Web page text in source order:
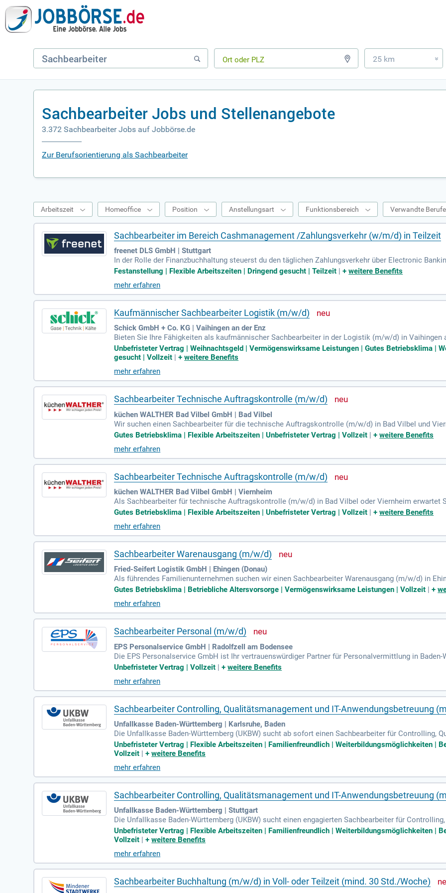
25 km »
Sachbearbeiter Jobs und Stellenangebote
3.372 Sachbearbeiter Jobs auf Jobbörse.de
Zur Berufsorientierung als Sachbearbeiter
Arbeitszeit Homeoffice Position Anstellungsart Funktionsbereich Verwandte Berufe
Sachbearbeiter im Bereich Cashmanagement /Zahlungsverkehr (w/m/d) in Teilzeit
freenet DLS GmbH | Stuttgart
In der Rolle der Finanzbuchhaltung steuerst du den täglichen Zahlungsverkehr über Electronic
urch. Du kümmerst dich um Monatsabschlüsse, einschließlich Zinsabgrenzungen von
ion von Bankthemen wie Vollmachten und Bürgschaften. Unsere Benefits umfassen mobiles
und einen Zuschuss zum Deutschland-Ticket. Du bringst eine abgeschlossene kaufmännische
tnisse mit. Mit flexiblen Arbeitszeiten und einem routinierten Umgang mit MS Office und SAP-FI
Festanstellung | Flexible Arbeitszeiten | Dringend gesucht | Teilzeit |+weitere Benefits
mehr erfahren
Kaufmännischer Sachbearbeiter Logistik (m/w/d)
Schick GmbH + Co. KG | Vaihingen an der Enz
Bieten Sie Ihre Fähigkeiten als kaufmännischer Sachbearbeiter in der Logistik (m/w/d) in Vaihingen
s Familienunternehmen ist führend in der Abfüllung und dem Vertrieb technischer Gase und
unser Team bereichern möchten. Genießen Sie flache Hierarchien und die Möglichkeit, Ihre
rfolgsgeschichte und gestalten Sie mit uns die Zukunft der Gasversorgung!
Unbefristeter Vertrag | Weihnachtsgeld | Vermögenswirksame Leistungen | Gutes Betriebsklima |
gesucht | Vollzeit |+weitere Benefits
mehr erfahren
Sachbearbeiter Technische Auftragskontrolle (m/w/d)
küchen WALTHER Bad Vilbel GmbH | Bad Vilbel
Wir suchen einen Sachbearbeiter für die technische Auftragskontrolle (m/w/d) in Bad Vilbel und
ndwerkliche Ausbildung im Bereich Holzmöbel, wie Schreiner oder Tischler, oder eine
n Küchen oder Möbeln. Ein sicherer Umgang mit MS Office und idealerweise technischer
ufgaben gehören die Prüfung von Kaufverträgen auf technische Umsetzbarkeit und die
igkeit, Zuverlässigkeit und Teamfähigkeit sind für diese Position essenziell. Gute
Gutes Betriebsklima | Flexible Arbeitszeiten | Unbefristeter Vertrag | Vollzeit |+weitere Benefits
mehr erfahren
Sachbearbeiter Technische Auftragskontrolle (m/w/d)
küchen WALTHER Bad Vilbel GmbH | Viernheim
Als Sachbearbeiter für technische Auftragskontrolle (m/w/d) in Bad Vilbel oder Viernheim erwartet
ussetzung ist eine handwerkliche Ausbildung, idealerweise in der Holzverarbeitung wie Schreiner
che Ausbildung oder Erfahrung im Küchen- oder Möbelbereich von Vorteil. Essenziell sind zudem
ungssoftware, sowie Genauigkeit und Teamfähigkeit. Ihre Hauptaufgaben umfassen die Prüfung
hnischer Spezifikationen. Wenn Sie gute Deutschkenntnisse in Wort und Schrift mitbringen, freuen
Gutes Betriebsklima | Flexible Arbeitszeiten | Unbefristeter Vertrag | Vollzeit |+weitere Benefits
mehr erfahren
Sachbearbeiter Warenausgang (m/w/d)
Fried-Seifert Logistik GmbH | Ehingen (Donau)
Als führendes Familienunternehmen suchen wir einen Sachbearbeiter Warenausgang (m/w/d) in
eitenden setzen wir Maßstäbe in der Logistikbranche. Ihr Beitrag ist entscheidend für die
twortungsvolles Arbeitsumfeld mit einem starken Team. Gestalten Sie mit uns die Zukunft der
Gutes Betriebsklima | Betriebliche Altersvorsorge | Vermögenswirksame Leistungen | Vollzeit |+
mehr erfahren
Sachbearbeiter Personal (m/w/d)
EPS Personalservice GmbH | Radolfzell am Bodensee
Die EPS Personalservice GmbH ist Ihr vertrauenswürdiger Partner für Personalvermittlung in
hmen und Bewerber erfolgreich zusammen. Unser Fokus liegt auf der Besetzung von Fach- und
Personallösungen. Durch persönliche Betreuung und regionale Nähe schaffen wir nachhaltige
iven Karrierechancen bei namhaften Unternehmen unterschiedlichster Branchen. Qualität,
s an erster Stelle – dank unserer Zertifikate garantieren wir professionelle
Unbefristeter Vertrag | Vollzeit |+weitere Benefits
mehr erfahren
Sachbearbeiter Controlling, Qualitätsmanagement und IT-Anwendungsbetreuung
Unfallkasse Baden-Württemberg | Karlsruhe, Baden
Die Unfallkasse Baden-Württemberg (UKBW) sucht ab sofort einen Sachbearbeiter für Controlling,
treuung (m/w/d) in Stuttgart oder Karlsruhe. Werden Sie Teil unseres engagierten Teams von rund
d gesunde Arbeitswelt einsetzt. Als gesetzliche Unfallversicherung fördern wir die Prävention von
stiken sowie Datenanalysen. Bewerben Sie sich jetzt und unterstützen Sie uns bei dieser wichtigen
Unbefristeter Vertrag | Flexible Arbeitszeiten | Familienfreundlich | Weiterbildungsmöglichkeiten |
Vollzeit |+weitere Benefits
mehr erfahren
Sachbearbeiter Controlling, Qualitätsmanagement und IT-Anwendungsbetreuung
Unfallkasse Baden-Württemberg | Stuttgart
Die Unfallkasse Baden-Württemberg (UKBW) sucht einen engagierten Sachbearbeiter für
betreuung (m/w/d) in Stuttgart oder Karlsruhe. Werden Sie Teil eines dynamischen Teams aus 350
gen sorgt. Unser Ziel ist es, Arbeitsunfälle und Berufskrankheiten zu reduzieren und eine
hren Aufgaben gehören die Verantwortung für Kennzahlen, Statistiken sowie die Durchführung
h jetzt und tragen Sie zu einer gesünderen Arbeitswelt bei!
Unbefristeter Vertrag | Flexible Arbeitszeiten | Familienfreundlich | Weiterbildungsmöglichkeiten |
Vollzeit |+weitere Benefits
mehr erfahren
Sachbearbeiter Buchhaltung (m/w/d) in Voll- oder Teilzeit (mind. 30 Std./Woche)